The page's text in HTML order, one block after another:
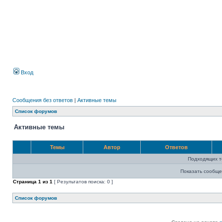
Вход
Сообщения без ответов | Активные темы
Список форумов
Активные темы
Темы Автор Ответов
Подходящих
Показать
Страница 1 из 1 [ Результатов поиска: 0 ]
Список форумов